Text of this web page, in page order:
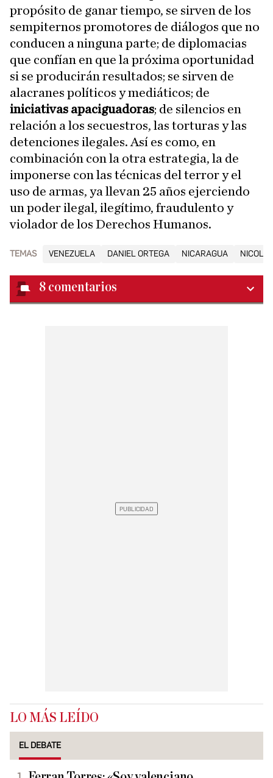
propósito de ganar tiempo, se sirven de los
sempiternos promotores de diálogos que no
conducen a ninguna parte; de diplomacias
que confían en que la próxima oportunidad
si se producirán resultados; se sirven de
alacranes políticos y mediáticos; de
iniciativas apaciguadoras; de silencios en
relación a los secuestros, las torturas y las
detenciones ilegales. Así es como, en
combinación con la otra estrategia, la de
imponerse con las técnicas del terror y el
uso de armas, ya llevan 25 años ejerciendo
un poder ilegal, ilegítimo, fraudulento y
violador de los Derechos Humanos.
TEMAS VENEZUELA DANIEL ORTEGA NICARAGUA
8 comentarios
LO MÁS LEÍDO
EL DEBATE